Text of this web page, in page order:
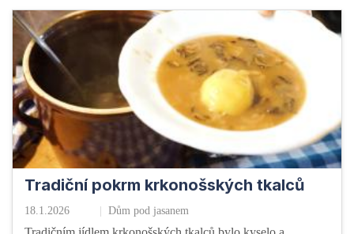
Tradiční pokrm krkonošských tkalců
18.1.2026 Dům pod jasanem